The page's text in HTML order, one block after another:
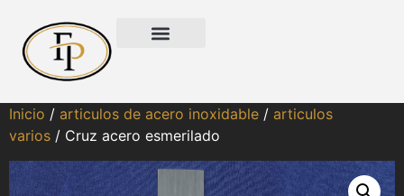
Inicio / articulos de acero inoxidable / articulos
varios / Cruz acero esmerilado